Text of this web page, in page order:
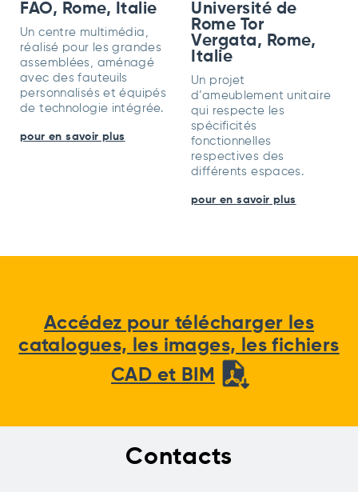
FAO, Rome, Italie
Un centre multimédia,
réalisé pour les grandes
assemblées, aménagé
avec des fauteuils
personnalisés et équipés
de technologie intégrée.
pour en savoir plus
Université de
Rome Tor
Vergata, Rome,
Italie
Un projet
d’ameublement unitaire
qui respecte les
spécificités
fonctionnelles
respectives des
différents espaces.
pour en savoir plus
Accédez pour télécharger les
catalogues, les images, les fichiers
CAD et BIM
Contacts